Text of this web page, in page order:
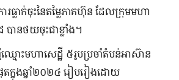
លាក់ចុះនៃតម្លៃភាគហ៊ុន ដែលក្រុមមហា
បានថយចុះជាខ្លាំង។
ឈ្មោះមហាសេដ្ឋី ៥រូបប្រចាំតំបន់អាស៊ាន
ក្នុងឆ្នាំ២០២៤ រៀបរៀងដោយ